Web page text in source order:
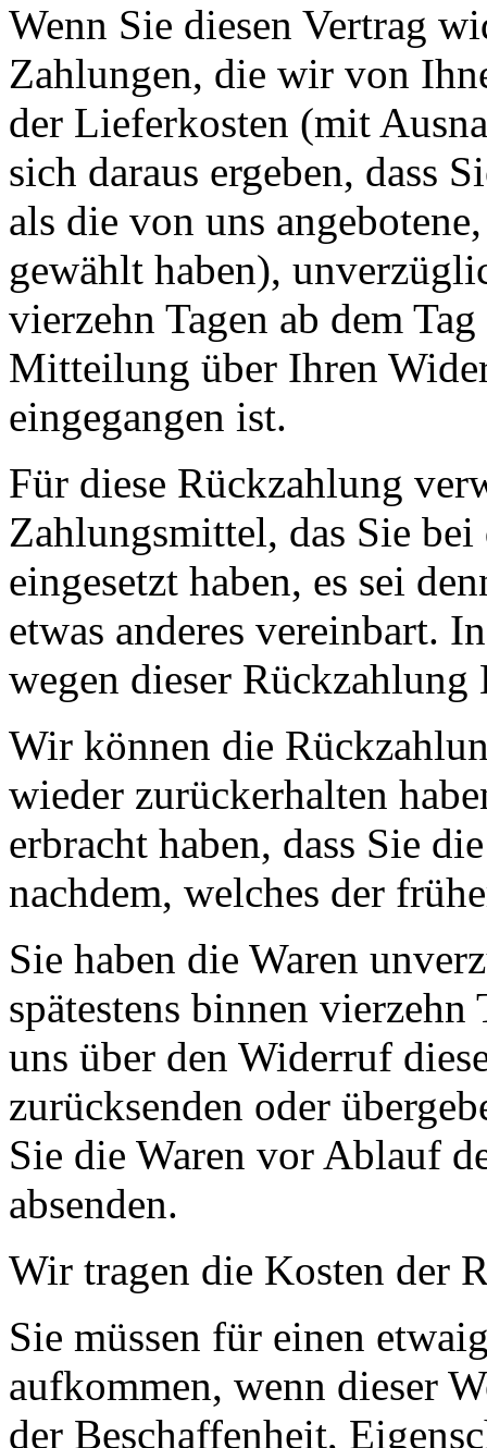
Wenn Sie diesen Vertrag
Zahlungen, die wir von
der Lieferkosten (mit
sich daraus ergeben, dass
als die von uns
gewählt haben),
vierzehn Tagen ab dem
Mitteilung über Ihren
eingegangen ist.
Für diese Rückzahlung
Zahlungsmittel, das Sie
eingesetzt haben, es sei
etwas anderes vereinbart.
wegen dieser Rückzahlung
Wir können die
wieder zurückerhalten
erbracht haben, dass Sie
nachdem, welches der
Sie haben die Waren
spätestens binnen vierzehn
uns über den Widerruf
zurücksenden oder
Sie die Waren vor Ablauf
absenden.
Wir tragen die Kosten der
Sie müssen für einen
aufkommen, wenn dieser
der Beschaffenheit,